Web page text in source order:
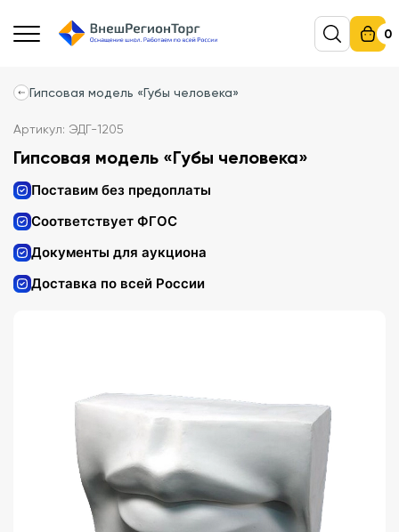
0
Гипсовая модель «Губы человека»
Артикул: ЭДГ-1205
Гипсовая модель «Губы человека»
Поставим без предоплаты
Соответствует ФГОС
Документы для аукциона
Доставка по всей России